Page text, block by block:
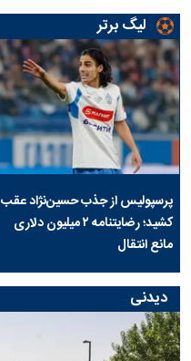
لیگ برتر
پرسپولیس از جذب حسین‌نژاد عقب
کشید؛ رضایتنامه ۲ میلیون دلاری
مانع انتقال
دیدنی